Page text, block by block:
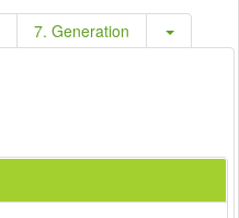
7. Generation